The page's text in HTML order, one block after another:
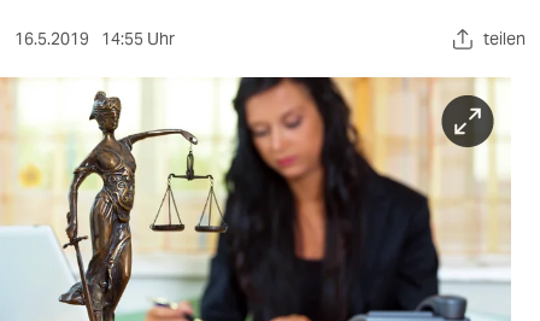
sport
berlin
nord
wahrheit
verlag
16.5.2019 14:55 Uhr teilen